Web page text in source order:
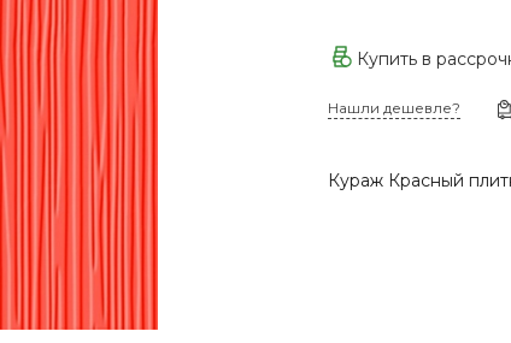
Купить в
Нашли дешевле?
Кураж Красный